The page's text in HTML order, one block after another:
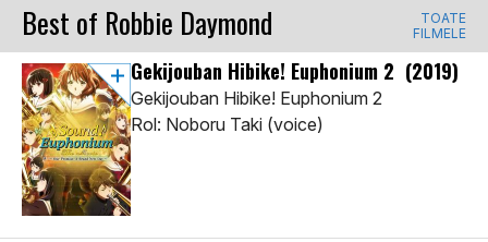
Best of Robbie Daymond
TOATE
FILMELE
Gekijouban Hibike! Euphonium 2 (2019)
Gekijouban Hibike! Euphonium 2
Rol: Noboru Taki (voice)